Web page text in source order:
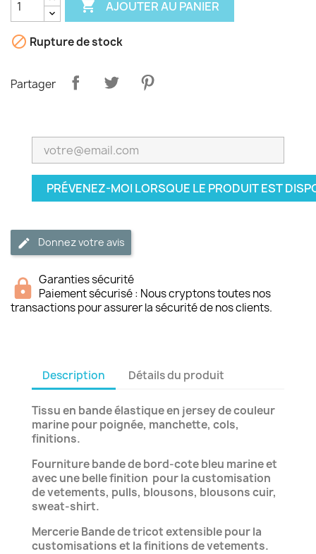
 AJOUTER AU PANIER
 Rupture de stock
Partager
PRÉVENEZ-MOI LORSQUE LE PRODUIT EST
Donnez votre avis
Garanties sécurité
Paiement sécurisé : Nous cryptons toutes nos
transactions pour assurer la sécurité de nos clients.
Description Détails du produit
Tissu en bande élastique en jersey de couleur
marine pour poignée, manchette, cols,
finitions.
Fourniture bande de bord-cote bleu marine et
avec une belle finition pour la customisation
de vetements, pulls, blousons, blousons cuir,
sweat-shirt.
Mercerie Bande de tricot extensible pour la
customisations et la finitions de vetements.